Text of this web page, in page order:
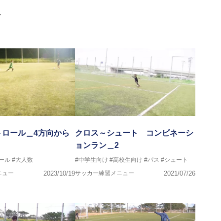
ール＿4方向から
ル #大人数
ュー
2023/10/19
クロス～シュート コンビネーシ
ョンラン＿2
#中学生向け #高校生向け #パス #シュート
サッカー練習メニュー
2021/07/26